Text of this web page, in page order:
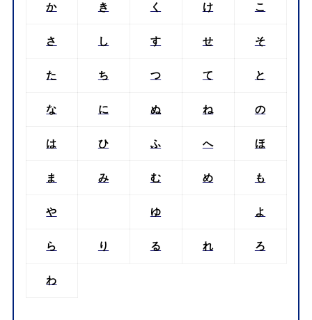
か き く け こ
さ し す せ そ
た ち つ て と
な に ぬ ね の
は ひ ふ へ ほ
ま み む め も
や ゆ よ
ら り る れ ろ
わ